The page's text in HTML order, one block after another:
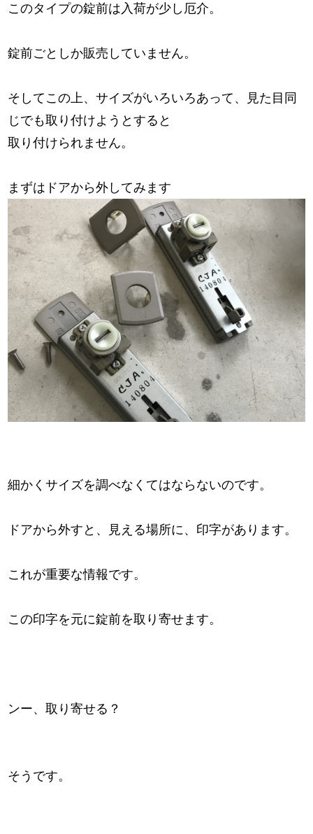
このタイプの錠前は入荷が少し厄介。
錠前ごとしか販売していません。
そしてこの上、サイズがいろいろあって、見た目同
じでも取り付けようとすると
取り付けられません。
まずはドアから外してみます
細かくサイズを調べなくてはならないのです。
ドアから外すと、見える場所に、印字があります。
これが重要な情報です。
この印字を元に錠前を取り寄せます。
ンー、取り寄せる？
そうです。